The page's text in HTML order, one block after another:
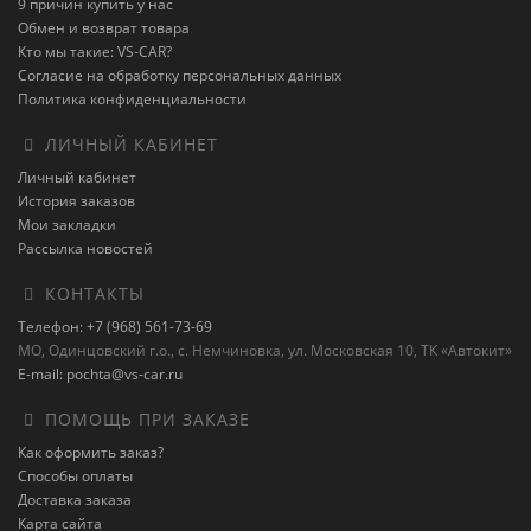
9 причин купить у нас
Обмен и возврат товара
Кто мы такие: VS-CAR?
Согласие на обработку персональных данных
Политика конфиденциальности
ЛИЧНЫЙ КАБИНЕТ
Личный кабинет
История заказов
Мои закладки
Рассылка новостей
КОНТАКТЫ
Телефон: +7 (968) 561-73-69
МО, Одинцовский г.о., с. Немчиновка, ул. Московская 10, ТК «Автокит»
E-mail: pochta@vs-car.ru
ПОМОЩЬ ПРИ ЗАКАЗЕ
Как оформить заказ?
Способы оплаты
Доставка заказа
Карта сайта